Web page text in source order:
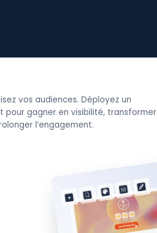
vos audiences. Déployez un
gagner en visibilité, transformer
l’engagement.